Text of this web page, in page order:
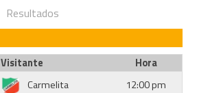
Resultados
Visitante
Hora
Carmelita
12:00 pm